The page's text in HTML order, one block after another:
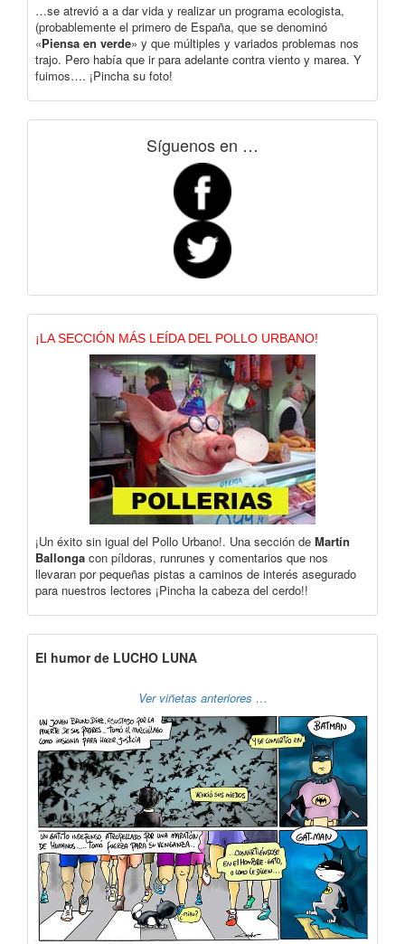
…se atrevió a a dar vida y realizar un programa ecologista,
(probablemente el primero de España, que se denominó
«Piensa en verde» y que múltiples y variados problemas nos
trajo. Pero había que ir para adelante contra viento y marea. Y
fuimos…. ¡Pincha su foto!
Síguenos en …
¡LA SECCIÓN MÁS LEÍDA DEL POLLO URBANO!
¡Un éxito sin igual del Pollo Urbano!. Una sección de Martín
Ballonga con píldoras, runrunes y comentarios que nos
llevaran por pequeñas pistas a caminos de interés asegurado
para nuestros lectores ¡Pincha la cabeza del cerdo!!
El humor de LUCHO LUNA
Ver viñetas anteriores …